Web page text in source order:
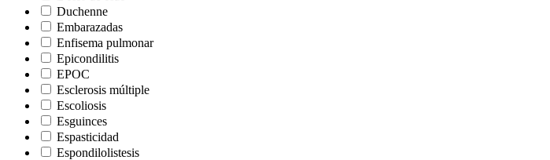
Duchenne
Embarazadas
Enfisema pulmonar
Epicondilitis
EPOC
Esclerosis múltiple
Escoliosis
Esguinces
Espasticidad
Espondilolistesis